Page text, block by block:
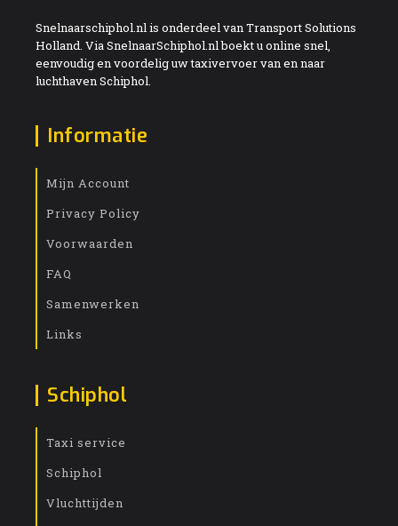
Snelnaarschiphol.nl is onderdeel van Transport Solutions
Holland. Via SnelnaarSchiphol.nl boekt u online snel,
eenvoudig en voordelig uw taxivervoer van en naar
luchthaven Schiphol.
Informatie
Mijn Account
Privacy Policy
Voorwaarden
FAQ
Samenwerken
Links
Schiphol
Taxi service
Schiphol
Vluchttijden